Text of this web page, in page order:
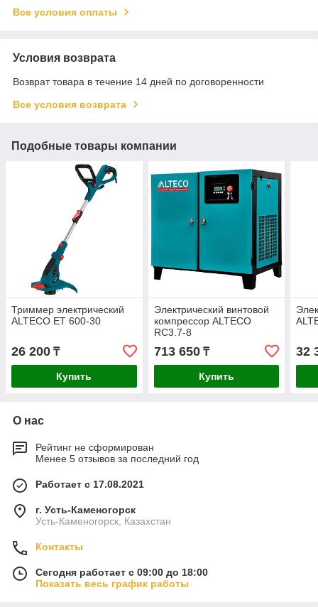
Все условия оплаты
Условия возврата
Возврат товара в течение 14 дней по договоренности
Все условия возврата
Подобные товары компании
Триммер электрический
ALTECO ET 600-30
26 200 ₸
Купить
Электрический винтовой
компрессор ALTECO
RC3.7-8
713 650₸
Купить
32
О нас
Рейтинг не сформирован
Менее 5 отзывов за последний год
Работает с 17.08.2021
г. Усть-Каменогорск
Усть-Каменогорск, Казахстан
Контакты
Сегодня работает с 09:00 до 18:00
Показать весь график работы